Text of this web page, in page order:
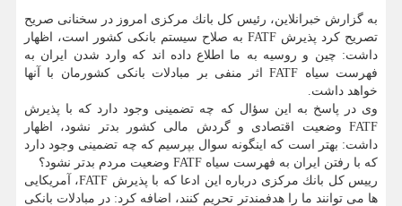
به گزارش خبرانلاین، رئیس كل بانك مركزی امروز در سخنانی صریح
تصریح كرد پذیرش FATF به صلاح سیستم بانكی كشور است، اظهار
داشت: چین و روسیه به ما اطلاع داده اند كه وارد شدن ایران به
فهرست سیاه FATF اثر منفی بر مبادلات بانكی كشورمان با آنها
خواهد داشت.
وی در پاسخ به این سؤال كه چه تضمینی وجود دارد كه با پذیرش
FATF وضعیت اقتصادی و گردش مالی كشور بدتر نشود، اظهار
داشت: بهتر است كه اینگونه سوال بپرسیم كه چه تضمینی وجود دارد
كه با رفتن ایران به فهرست سیاه FATF وضعیت مردم بدتر نشود؟
رییس كل بانك مركزی درباره این ادعا كه با پذیرش FATF، آمریكایی
ها می توانند ما را هدفمندتر تحریم كنند، اضافه كرد: در مبادلات بانكی